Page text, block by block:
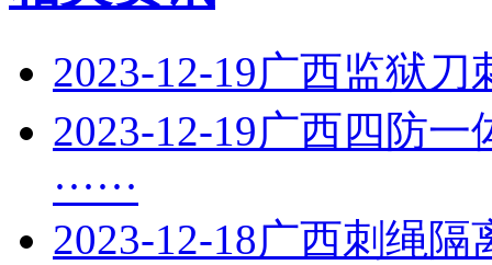
2023-12-19广西监狱刀
2023-12-19广西四防一
······
2023-12-18广西刺绳隔